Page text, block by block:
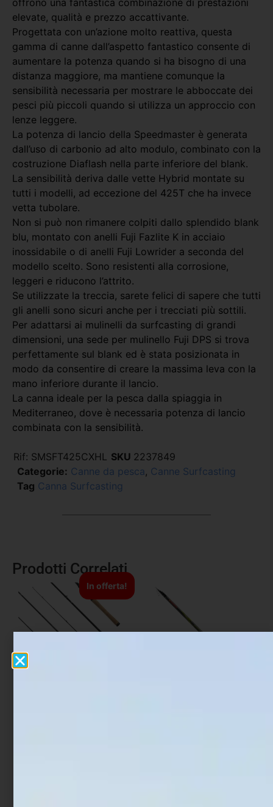
elevate, qualità e prezzo accattivante.
Progettata con un’azione molto reattiva, questa
gamma di canne dall’aspetto fantastico consente di
aumentare la potenza quando si ha bisogno di una
distanza maggiore, ma mantiene comunque la
sensibilità necessaria per mostrare le abboccate dei
pesci più piccoli quando si utilizza un approccio con
lenze leggere.
La potenza di lancio della Speedmaster è generata
dall’uso di carbonio ad alto modulo, combinato con la
costruzione Diaflash nella parte inferiore del blank.
La sensibilità deriva dalle vette Hybrid montate su
tutti i modelli, ad eccezione del 425T che ha invece
vetta tubolare.
Non si può non rimanere colpiti dallo splendido blank
blu, montato con anelli Fuji Fazlite K in acciaio
inossidabile o di anelli Fuji Lowrider a seconda del
modello scelto. Sono resistenti alla corrosione,
leggeri e riducono l’attrito.
Se utilizzate la treccia, sarete felici di sapere che tutti
gli anelli sono sicuri anche per i trecciati più sottili.
Per adattarsi ai mulinelli da surfcasting di grandi
dimensioni, una sede per mulinello Fuji DPS si trova
perfettamente sul blank ed è stata posizionata in
modo da consentire di creare la massima leva con la
mano inferiore durante il lancio.
La canna ideale per la pesca dalla spiaggia in
Mediterraneo, dove è necessaria potenza di lancio
combinata con la sensibilità.
Rif: SMSFT425CXHL SKU 2237849
Categorie: Canne da pesca, Canne Surfcasting
Tag Canna Surfcasting
Prodotti Correlati
In offerta!